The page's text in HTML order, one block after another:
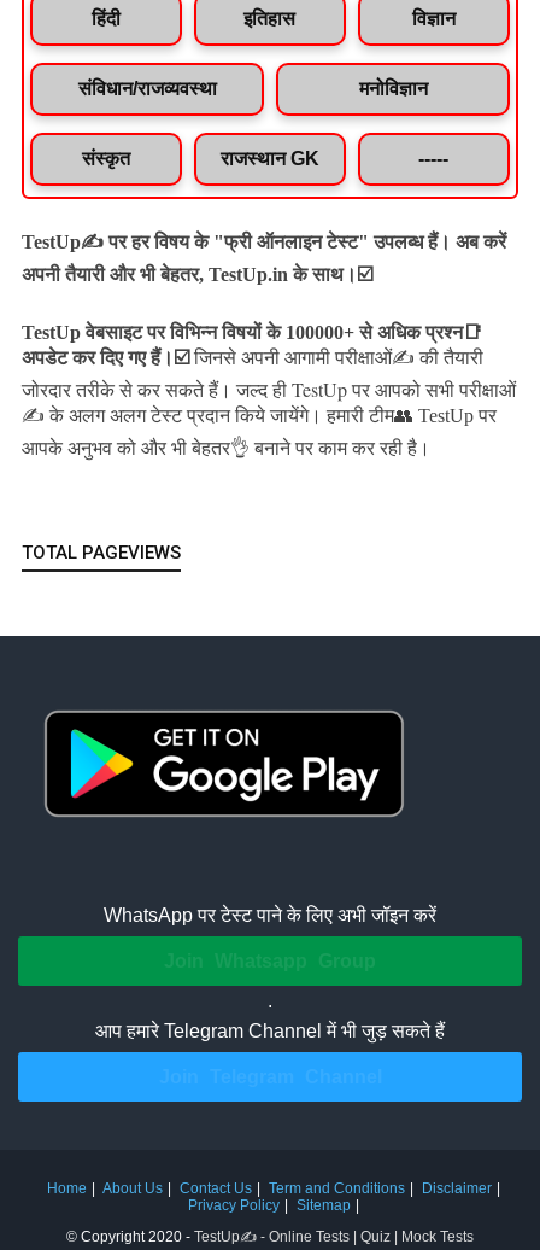
हिंदी इतिहास विज्ञान
संविधान/राजव्यवस्था मनोविज्ञान
संस्कृत राजस्थान GK -----
TestUp✍️ पर हर विषय के "फ्री ऑनलाइन टेस्ट" उपलब्ध हैं। अब करें
अपनी तैयारी और भी बेहतर, TestUp.in के साथ।☑️
TestUp वेबसाइट पर विभिन्न विषयों के 100000+ से अधिक प्रश्न📑
अपडेट कर दिए गए हैं। ☑️ जिनसे अपनी आगामी परीक्षाओं✍️ की तैयारी
जोरदार तरीके से कर सकते हैं।जल्द ही TestUp पर आपको सभी परीक्षाओं
✍️ के अलग अलग टेस्ट प्रदान किये जायेंगे। हमारी टीम👥 TestUp पर
आपके अनुभव को और भी बेहतर👌 बनाने पर काम कर रही है।
TOTAL PAGEVIEWS
WhatsApp पर टेस्ट पाने के लिए अभी जॉइन करें
.
आप हमारे Telegram Channel में भी जुड़ सकते हैं
Home About Us Contact Us Term and Conditions
Disclaimer
Privacy Policy
Sitemap
© Copyright 2020 - TestUp✍️ - Online Tests | Quiz | Mock Tests